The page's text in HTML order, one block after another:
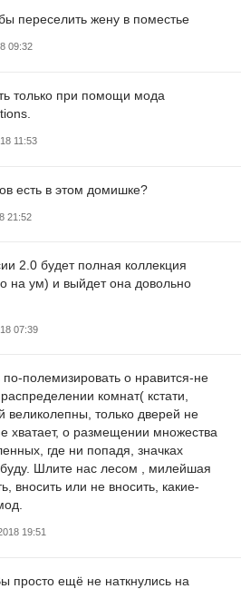
переселить жену в поместье
09:32
только при помощи мода
11:53
есть в этом домишке?
21:52
2.0 будет полная коллекция
на ум) и выйдет она довольно
07:39
полемизировать о нравится-не
комнат( кстати,
великолепны, только дверей не
хватает, о размещении множества
где ни попадя, значках
Шлите нас лесом , милейшая
вносить или не вносить, какие-
19:51
просто ещё не наткнулись на